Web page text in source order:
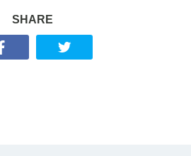
SHARE